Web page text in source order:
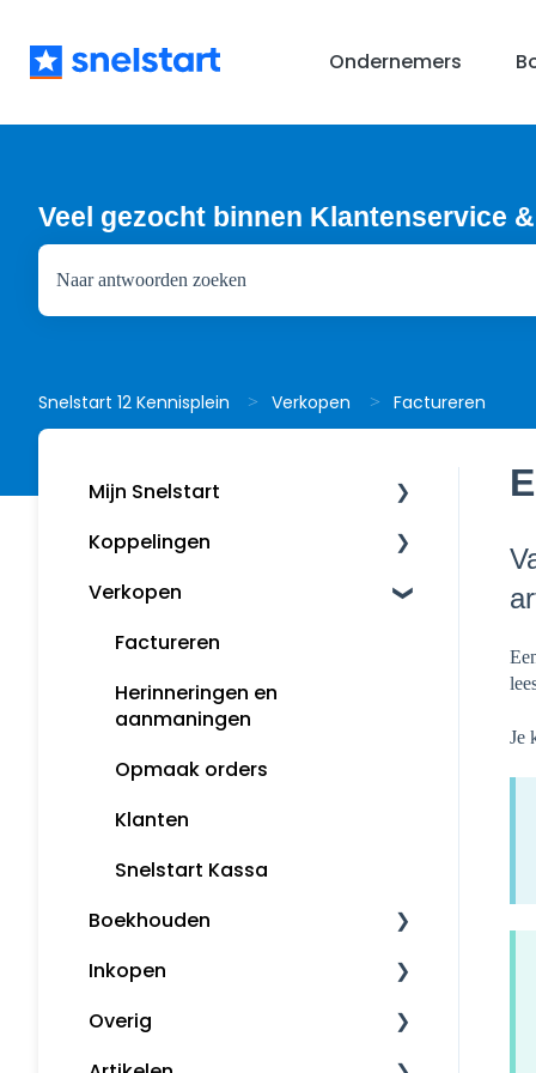
Ondernemers
Veel gezocht binnen Klantenservice
Snelstart 12 Kennisplein Verkopen Factureren
Je
Mijn Snelstart
Mijn Snelstart
Koppelingen
Overige koppelingen
Verkopen
Factureren
Herinneringen en
aanmaningen
Opmaak orders
Klanten
Snelstart Kassa
Boekhouden
Boekhouden
Aangifte
Inkopen
Inkoopfacturen
Overig